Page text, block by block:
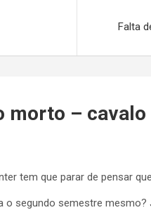
Falta
morto – cavalo
tem que parar de pensar
segundo semestre mesmo?